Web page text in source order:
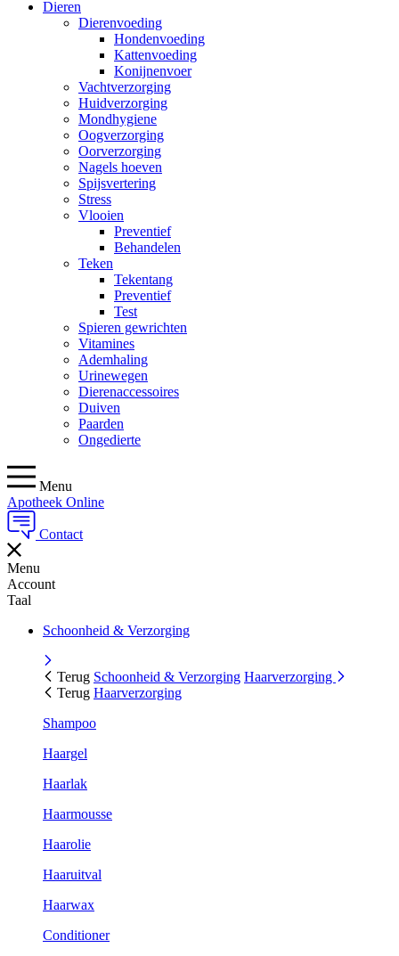
Dieren
Dierenvoeding
Hondenvoeding
Kattenvoeding
Konijnenvoer
Vachtverzorging
Huidverzorging
Mondhygiene
Oogverzorging
Oorverzorging
Nagels hoeven
Spijsvertering
Stress
Vlooien
Preventief
Behandelen
Teken
Tekentang
Preventief
Test
Spieren gewrichten
Vitamines
Ademhaling
Urinewegen
Dierenaccessoires
Duiven
Paarden
Ongedierte
Menu
Apotheek Online
Contact
Menu
Account
Taal
Schoonheid & Verzorging
Terug Schoonheid & Verzorging Haarverzorging
Terug Haarverzorging
Shampoo
Haargel
Haarlak
Haarmousse
Haarolie
Haaruitval
Haarwax
Conditioner